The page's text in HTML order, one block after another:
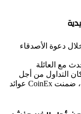
دعوة الأصدقاء
مع العائلة
التداول من أجل
المكافآت أو المشاركة للحصول على الهبات، ضمنت CoinEx عوائد